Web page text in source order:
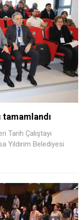
tamamlandı
Tarih Çalıştayı
Yıldırım Belediyesi